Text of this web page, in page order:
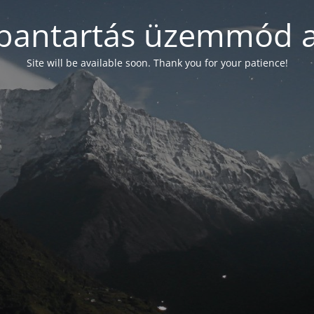
üzemmód
Site will be available soon. Thank you for your patience!